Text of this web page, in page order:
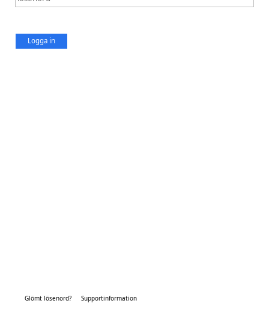
Logga in
Glömt lösenord? Supportinformation